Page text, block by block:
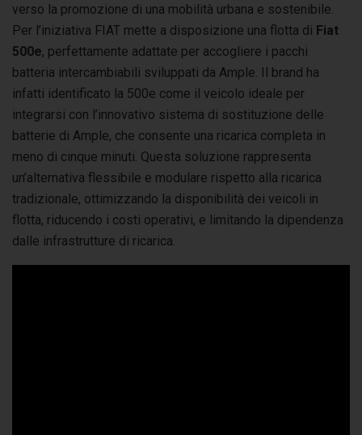
verso la promozione di una mobilità urbana e sostenibile.
Per l’iniziativa FIAT mette a disposizione una flotta di Fiat
500e, perfettamente adattate per accogliere i pacchi
batteria intercambiabili sviluppati da Ample. Il brand ha
infatti identificato la 500e come il veicolo ideale per
integrarsi con l’innovativo sistema di sostituzione delle
batterie di Ample, che consente una ricarica completa in
meno di cinque minuti. Questa soluzione rappresenta
un’alternativa flessibile e modulare rispetto alla ricarica
tradizionale, ottimizzando la disponibilità dei veicoli in
flotta, riducendo i costi operativi, e limitando la dipendenza
dalle infrastrutture di ricarica.